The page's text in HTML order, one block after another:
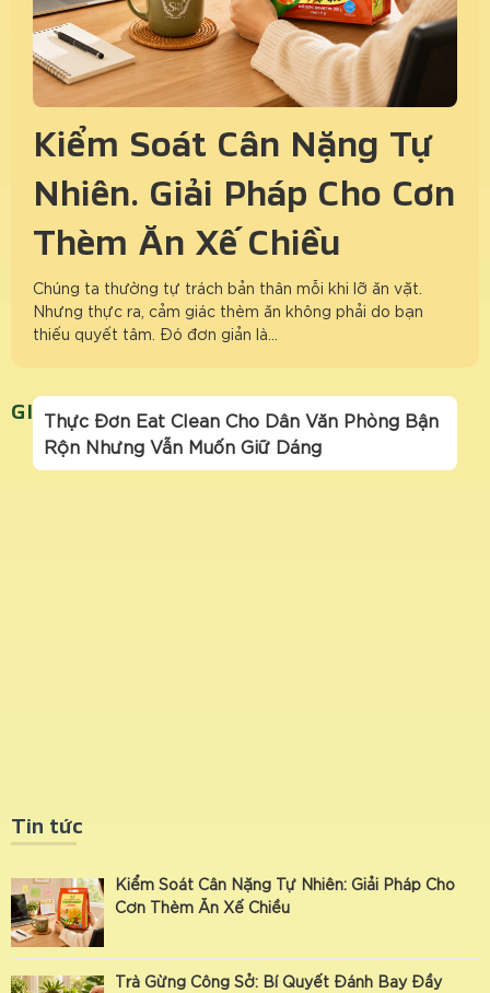
Kiểm Soát Cân Nặng Tự
Nhiên: Giải Pháp Cho Cơn
Thèm Ăn Xế Chiều
Chúng ta thường tự trách bản thân mỗi khi lỡ ăn vặt.
Nhưng thực ra, cảm giác thèm ăn không phải do bạn
thiếu quyết tâm. Đó đơn giản là…
GIUDANGKHOEDEP
Thực Đơn Eat Clean Cho Dân Văn Phòng Bận
Rộn Nhưng Vẫn Muốn Giữ Dáng
Tin tức
Kiểm Soát Cân Nặng Tự Nhiên: Giải Pháp Cho
Cơn Thèm Ăn Xế Chiều
Trà Gừng Công Sở: Bí Quyết Đánh Bay Đầy